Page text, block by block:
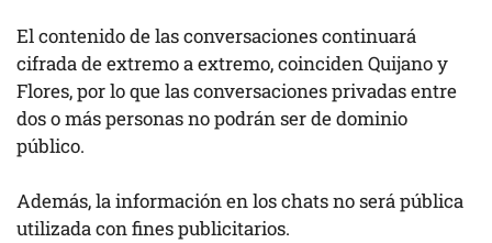
El contenido de las conversaciones continuará
cifrada de extremo a extremo, coinciden Quijano y
Flores, por lo que las conversaciones privadas entre
dos o más personas no podrán ser de dominio
público.
Además, la información en los chats no será pública
utilizada con fines publicitarios.